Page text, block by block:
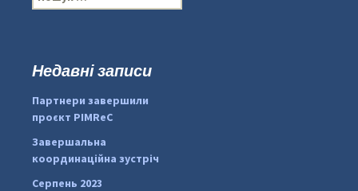
#PipIvanToday
pimrec_project
о
:Недавні записи
Партнери завершили
проєкт PIMReC
Завершальна
координаційна зустріч
Серпень 2023